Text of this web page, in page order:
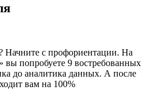
Начните с профориентации. На
вы попробуете 9 востребованных
до аналитика данных. А после
вам на 100%